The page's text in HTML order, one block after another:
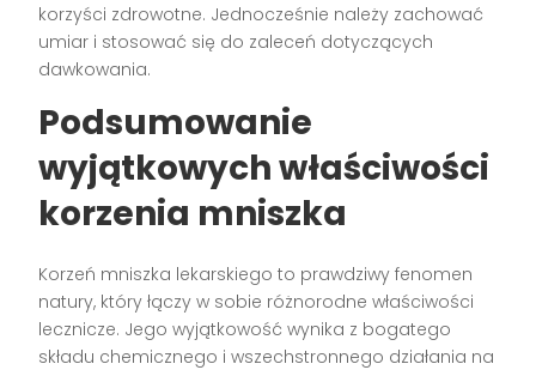
korzyści zdrowotne. Jednocześnie należy zachować
umiar i stosować się do zaleceń dotyczących
dawkowania.
Podsumowanie
wyjątkowych właściwości
korzenia mniszka
Korzeń mniszka lekarskiego to prawdziwy fenomen
natury, który łączy w sobie różnorodne właściwości
lecznicze. Jego wyjątkowość wynika z bogatego
składu chemicznego i wszechstronnego działania na